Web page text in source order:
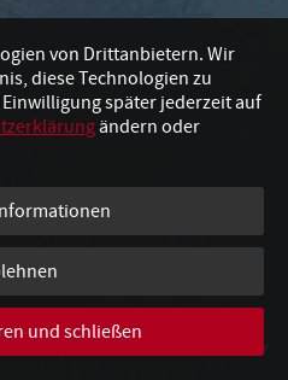
von Drittanbietern. Wir
diese Technologien zu
später jederzeit auf
ändern oder
und schließen